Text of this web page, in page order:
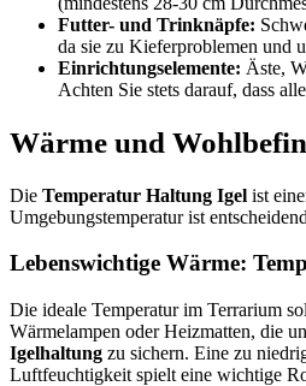
Futter- und Trinknäpfe:
da sie zu Kieferproblemen und
Einrichtungselemente: Äste,
Achten Sie stets darauf, dass
Wärme und
Die Temperatur Haltung Igel ist
Umgebungstemperatur ist
Lebenswichtige Wärme:
Die ideale Temperatur im Terrarium
Wärmelampen oder Heizmatten, die
Igelhaltung zu sichern. Eine zu
Luftfeuchtigkeit spielt eine wichtige